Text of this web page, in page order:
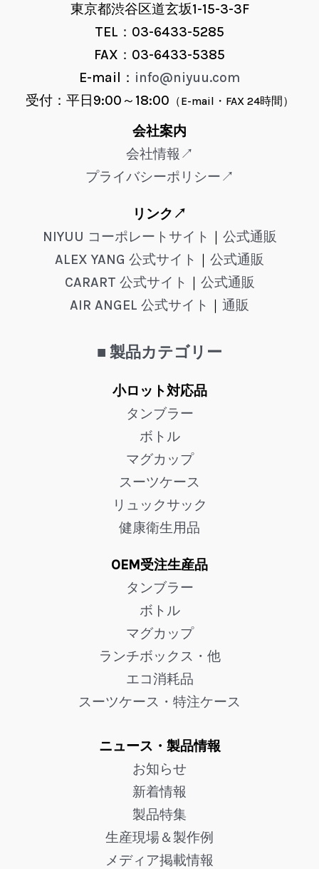
東京都渋谷区道玄坂1-15-3-3F
TEL：03-6433-5285
FAX：03-6433-5385
E-mail： info@niyuu.com
受付：平日9:00～18:00 （E-mail・FAX 24時間）
会社案内
会社情報↗
プライバシーポリシー↗
リンク↗
NIYUU コーポレートサイト ｜ 公式通販
ALEX YANG 公式サイト ｜ 公式通販
CARART 公式サイト ｜ 公式通販
AIR ANGEL 公式サイト ｜ 通販
■ 製品カテゴリー
小ロット対応品
タンブラー
ボトル
マグカップ
スーツケース
リュックサック
健康衛生用品
OEM受注生産品
タンブラー
ボトル
マグカップ
ランチボックス・他
エコ消耗品
スーツケース・特注ケース
ニュース・製品情報
お知らせ
新着情報
製品特集
生産現場＆製作例
メディア掲載情報